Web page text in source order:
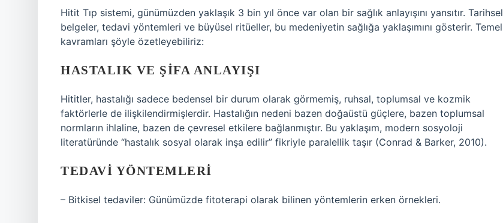
Hitit Tıp sistemi, günümüzden yaklaşık 3 bin yıl önce var olan bir sağlık anlayışını yansıtır. Tarihsel
belgeler, tedavi yöntemleri ve büyüsel ritüeller, bu medeniyetin sağlığa yaklaşımını gösterir. Temel
kavramları şöyle özetleyebiliriz:
HASTALIK VE ŞIFA ANLAYIŞI
Hititler, hastalığı sadece bedensel bir durum olarak görmemiş, ruhsal, toplumsal ve kozmik
faktörlerle de ilişkilendirmişlerdir. Hastalığın nedeni bazen doğaüstü güçlere, bazen toplumsal
normların ihlaline, bazen de çevresel etkilere bağlanmıştır. Bu yaklaşım, modern sosyoloji
literatüründe “hastalık sosyal olarak inşa edilir” fikriyle paralellik taşır (Conrad & Barker, 2010).
TEDAVI YÖNTEMLERI
– Bitkisel tedaviler: Günümüzde fitoterapi olarak bilinen yöntemlerin erken örnekleri.